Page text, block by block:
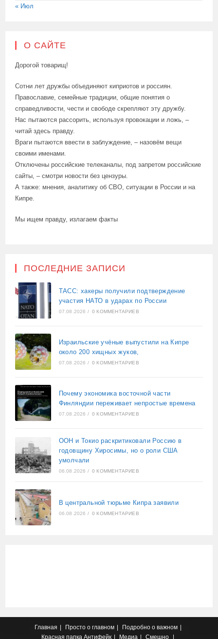
« Июл
О САЙТЕ
Дорогой товарищ!
Сотни лет дружбы объединяют киприотов и россиян.
Православие, семейные традиции, общие понятия о
справедливости, чести и свободе скрепляют эту дружбу.
Нас пытаются рассорить, используя провокации и ложь, –
читай здесь правду.
Враги пытаются ввести в заблуждение, – назовём вещи
своими именами.
Отключены российские телеканалы, под запретом российские
сайты, – смотри новости без цензуры.
А также: мнения, аналитику об СВО, ситуации в России и на
Кипре.
Мы ищем правду, излагаем факты
ПОСЛЕДНИЕ ЗАПИСИ
ТАСС: хакеры получили подтверждение
участия НАТО в ударах по России
07.08.2026 / 0 КОММЕНТАРИЕВ
Израильские учёные выпустили на Кипре
около 200 хищных жуков,
07.08.2026 / 0 КОММЕНТАРИЕВ
Почему экономика восточной части
Финляндии переживает непростые времена
07.08.2026 / 0 КОММЕНТАРИЕВ
ООН и Токио раскритиковали Россию в
годовщину Хиросимы, но о роли США
умолчали
06.08.2026 / 0 КОММЕНТАРИЕВ
В центральной тюрьме Кипра заявили
06.08.2026 / 0 КОММЕНТАРИЕВ
Главная Просто о главном
Подробно о важном
Красная папка Антифейк Медиа Смешно